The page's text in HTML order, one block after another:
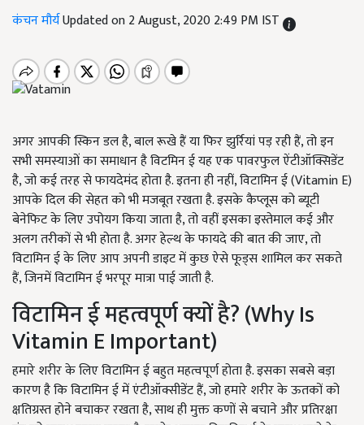
कंचन मौर्यUpdated on 2 August, 2020 2:49 PM IST
अगर आपकी स्किन डल है, बाल रूखे हैं या फिर झुर्रियां पड़ रही हैं, तो इन
सभी समस्याओं का समाधान है विटमिन ई यह एक पावरफुल ऐंटीऑक्सिडेंट
है, जो कई तरह से फायदेमंद होता है. इतना ही नहीं, विटामिन ई (Vitamin E)
आपके दिल की सेहत को भी मजबूत रखता है. इसके कैप्लूस को ब्यूटी
बेनेफिट के लिए उपोयग किया जाता है, तो वहीं इसका इस्तेमाल कई और
अलग तरीकों से भी होता है. अगर हेल्थ के फायदे की बात की जाए, तो
विटामिन ई के लिए आप अपनी डाइट में कुछ ऐसे फूड्स शामिल कर सकते
हैं, जिनमें विटामिन ई भरपूर मात्रा पाई जाती है.
विटामिन ई महत्वपूर्ण क्यों है? (Why Is
Vitamin E Important)
हमारे शरीर के लिए विटामिन ई बहुत महत्वपूर्ण होता है. इसका सबसे बड़ा
कारण है कि विटामिन ई में एंटीऑक्सीडेंट हैं, जो हमारे शरीर के ऊतकों को
क्षतिग्रस्त होने बचाकर रखता है, साथ ही मुक्त कणों से बचाने और प्रतिरक्षा